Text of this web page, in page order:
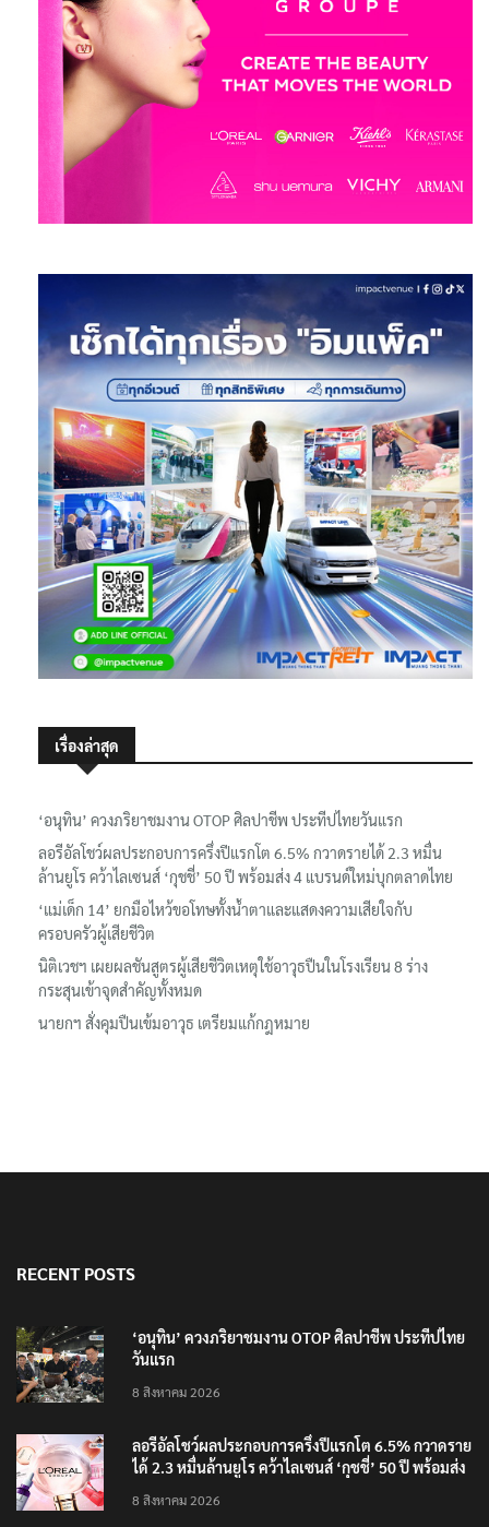
เรื่องล่าสุด
‘อนุทิน’ ควงภริยาชมงาน OTOP ศิลปาชีพ ประทีปไทยวันแรก
ลอรีอัลโชว์ผลประกอบการครึ่งปีแรกโต 6.5% กวาดรายได้ 2.3 หมื่น
ล้านยูโร คว้าไลเซนส์ ‘กุชชี่’ 50 ปี พร้อมส่ง 4 แบรนด์ใหม่บุกตลาดไทย
‘แม่เด็ก 14’ ยกมือไหว้ขอโทษทั้งน้ำตาและแสดงความเสียใจกับ
ครอบครัวผู้เสียชีวิต
นิติเวชฯ เผยผลชันสูตรผู้เสียชีวิตเหตุใช้อาวุธปืนในโรงเรียน 8 ร่าง
กระสุนเข้าจุดสำคัญทั้งหมด
นายกฯ สั่งคุมปืนเข้มอาวุธ เตรียมแก้กฎหมาย
RECENT POSTS
‘อนุทิน’ ควงภริยาชมงาน OTOP ศิลปาชีพ ประทีปไทย
วันแรก
8 สิงหาคม 2026
ลอรีอัลโชว์ผลประกอบการครึ่งปีแรกโต 6.5% กวาดราย
ได้ 2.3 หมื่นล้านยูโร คว้าไลเซนส์ ‘กุชชี่’ 50 ปี พร้อมส่ง
8 สิงหาคม 2026